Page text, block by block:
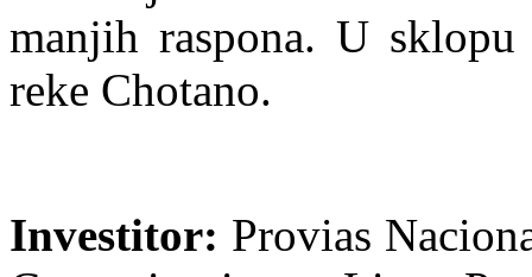
manjih raspona. U
reke Chotano.
Investitor: Provias